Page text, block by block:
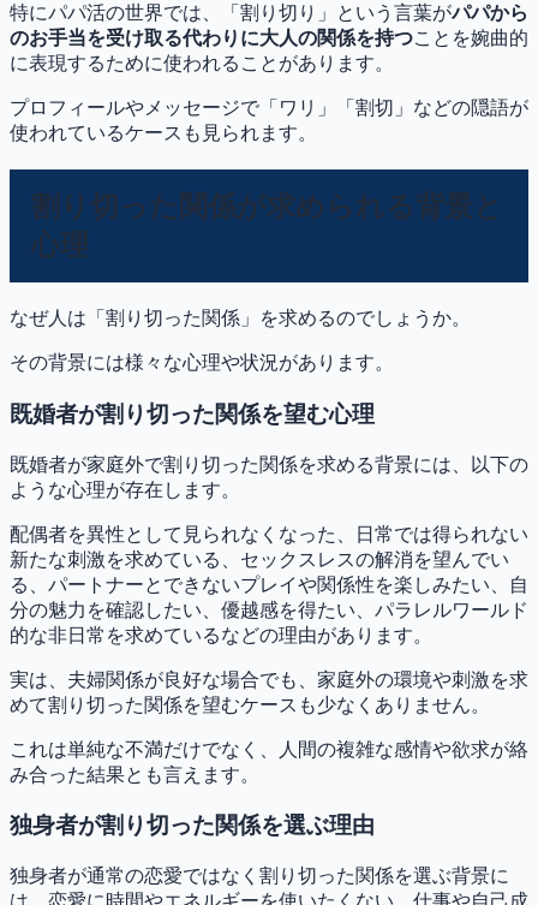
特にパパ活の世界では、「割り切り」という言葉がパパから
のお手当を受け取る代わりに大人の関係を持つことを婉曲的
に表現するために使われることがあります。
プロフィールやメッセージで「ワリ」「割切」などの隠語が
使われているケースも見られます。
割り切った関係が求められる背景と
心理
なぜ人は「割り切った関係」を求めるのでしょうか。
その背景には様々な心理や状況があります。
既婚者が割り切った関係を望む心理
既婚者が家庭外で割り切った関係を求める背景には、以下の
ような心理が存在します。
配偶者を異性として見られなくなった、日常では得られない
新たな刺激を求めている、セックスレスの解消を望んでい
る、パートナーとできないプレイや関係性を楽しみたい、自
分の魅力を確認したい、優越感を得たい、パラレルワールド
的な非日常を求めているなどの理由があります。
実は、夫婦関係が良好な場合でも、家庭外の環境や刺激を求
めて割り切った関係を望むケースも少なくありません。
これは単純な不満だけでなく、人間の複雑な感情や欲求が絡
み合った結果とも言えます。
独身者が割り切った関係を選ぶ理由
独身者が通常の恋愛ではなく割り切った関係を選ぶ背景に